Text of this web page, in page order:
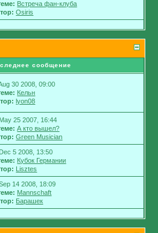
Встреча фан-клуба
Osiris
сообщение
30 2008, 09:00
Кельн
lyon08
May 25 2007, 16:44
А кто вышел?
Green Musician
Dec 5 2008, 13:50
Кубок Германии
Lisztes
14 2008, 18:09
Mannschaft
Барашек